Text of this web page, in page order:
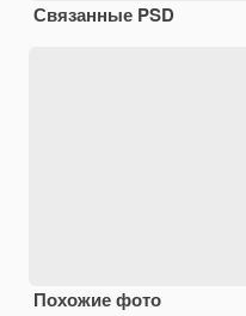
Связанные PSD
Похожие фото